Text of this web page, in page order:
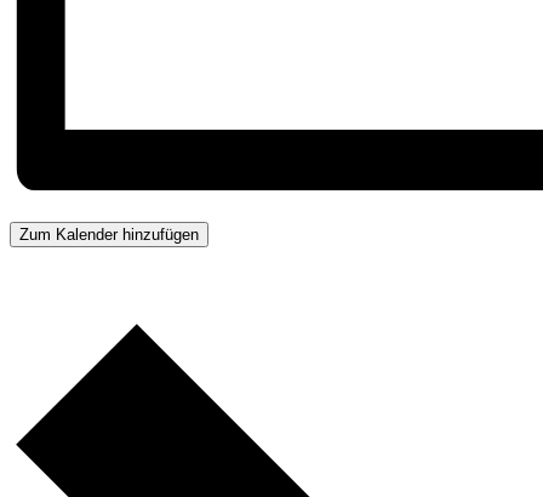
Zum Kalender hinzufügen